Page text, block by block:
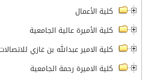
كلية الأعمال
كلية الأميرة عالية الجامعية
كلية الامير عبدالله بن غازي
كلية الاميرة رحمة الجامعية